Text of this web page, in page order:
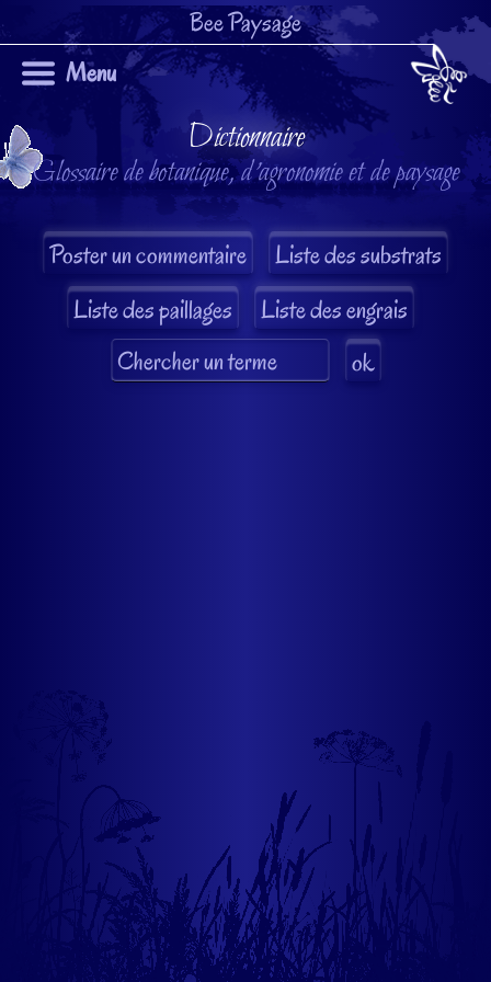
Bee Paysage
Menu
Dictionnaire
Glossaire de botanique, d'agronomie et de paysage
Liste des substrats
Liste des paillages
Liste des engrais